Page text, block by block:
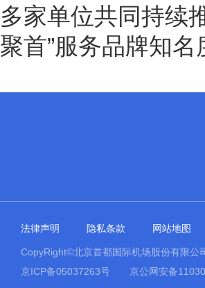
多家单位共同持续
聚首”服务品牌知
法律声明 隐私条款 网站地图
CopyRight©北京首都国际机场股份有限公
京ICP备05037263号
京公网安备